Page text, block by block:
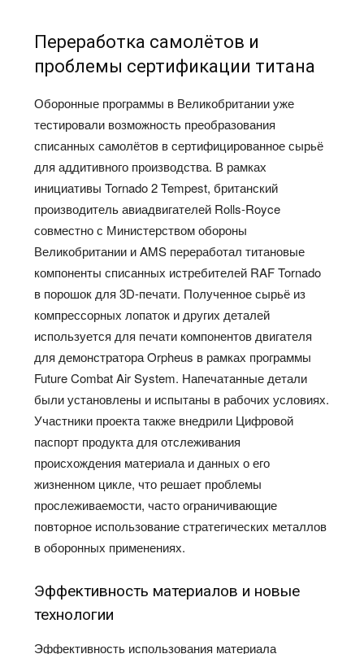
Переработка самолётов и
проблемы сертификации титана
Оборонные программы в Великобритании уже
тестировали возможность преобразования
списанных самолётов в сертифицированное сырьё
для аддитивного производства. В рамках
инициативы Tornado 2 Tempest, британский
производитель авиадвигателей Rolls-Royce
совместно с Министерством обороны
Великобритании и AMS переработал титановые
компоненты списанных истребителей RAF Tornado
в порошок для 3D-печати. Полученное сырьё из
компрессорных лопаток и других деталей
используется для печати компонентов двигателя
для демонстратора Orpheus в рамках программы
Future Combat Air System. Напечатанные детали
были установлены и испытаны в рабочих условиях.
Участники проекта также внедрили Цифровой
паспорт продукта для отслеживания
происхождения материала и данных о его
жизненном цикле, что решает проблемы
прослеживаемости, часто ограничивающие
повторное использование стратегических металлов
в оборонных применениях.
Эффективность материалов и новые
технологии
Эффективность использования материала